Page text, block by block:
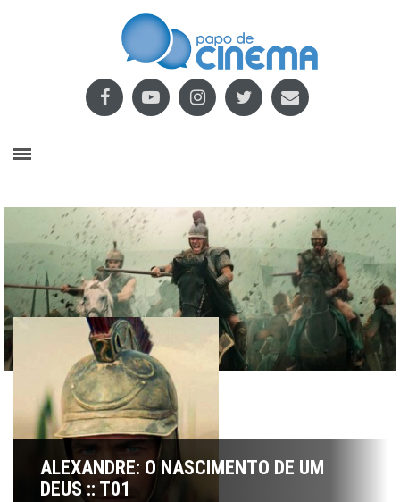
ALEXANDRE: O NASCIMENTO DE UM
DEUS :: T01